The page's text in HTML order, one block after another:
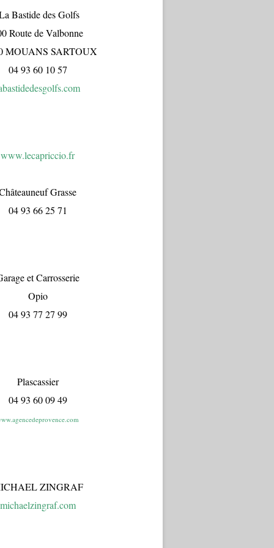
Bastide des Golfs
Route de Valbonne
MOUANS SARTOUX
04 93 60 10 57
www.lecapriccio.fr
Grasse
04 93 66 25 71
et Carrosserie
Opio
04 93 77 27 99
Plascassier
04 93 60 09 49
ZINGRAF
michaelzingraf.com